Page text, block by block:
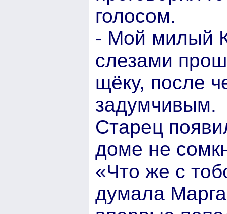
голосом.
- Мой милый
слезами
щёку, после
задумчивым.
Старец
доме не
«Что же с
думала